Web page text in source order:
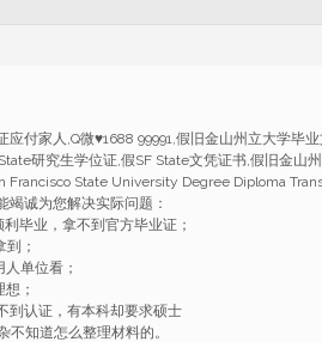
付家人,Q微♥1688 99991,假旧金山州立大学毕
研究生学位证,假SF State文凭证书,假旧金山
Francisco State University Degree Diploma
竭诚为您解决实际问题：
毕业，拿不到官方毕业证；
到；
单位看；
；
到认证，有本科却要求硕士
不知道怎么整理材料的。